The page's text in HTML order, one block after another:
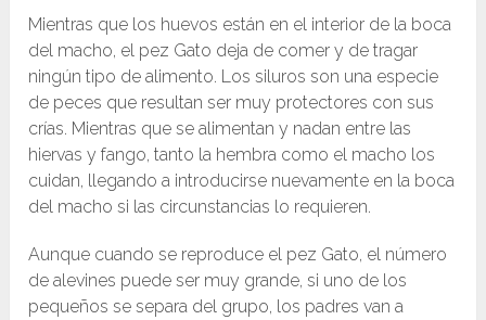
Mientras que los huevos están en el interior de la boca
del macho, el pez Gato deja de comer y de tragar
ningún tipo de alimento. Los siluros son una especie
de peces que resultan ser muy protectores con sus
crías. Mientras que se alimentan y nadan entre las
hiervas y fango, tanto la hembra como el macho los
cuidan, llegando a introducirse nuevamente en la boca
del macho si las circunstancias lo requieren.
Aunque cuando se reproduce el pez Gato, el número
de alevines puede ser muy grande, si uno de los
pequeños se separa del grupo, los padres van a